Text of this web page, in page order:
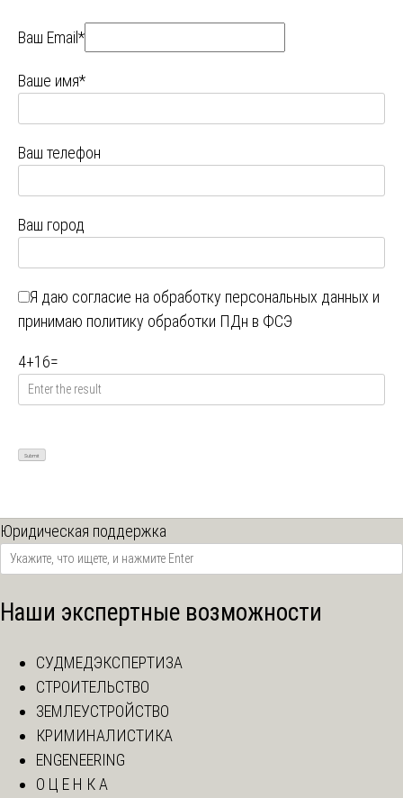
Ваш Email*
Ваше имя*
Ваш телефон
Ваш город
Я даю согласие на обработку персональных данных и
принимаю политику обработки ПДн в ФСЭ
4+16=
Юридическая поддержка
Наши экспертные возможности
СУДМЕДЭКСПЕРТИЗА
СТРОИТЕЛЬСТВО
ЗЕМЛЕУСТРОЙСТВО
КРИМИНАЛИСТИКА
ENGENEERING
О Ц Е Н К А